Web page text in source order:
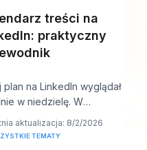
treści na
praktyczny
plan na LinkedIn wyglądał
w niedzielę. W
kolejka jest pusta,
który Ci s
aktualizacja: 8/2/2026
TEMATY